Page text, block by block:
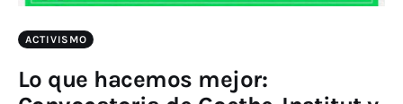
ACTIVISMO
Lo que hacemos mejor: